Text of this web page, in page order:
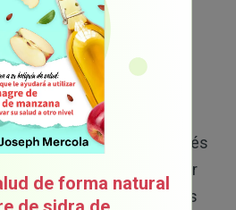
diarias y su peso y
eran muy similares.
la hora: un grupo fue
tardíos" que
de sus calorías después
estaba compuesto por
que consumían sus
de forma natural